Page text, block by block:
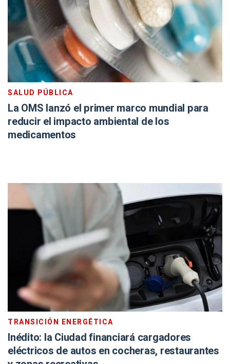
SALUD PÚBLICA
La OMS lanzó el primer marco mundial para
reducir el impacto ambiental de los
medicamentos
TRANSICIÓN ENERGÉTICA
Inédito: la Ciudad financiará cargadores
eléctricos de autos en cocheras, restaurantes